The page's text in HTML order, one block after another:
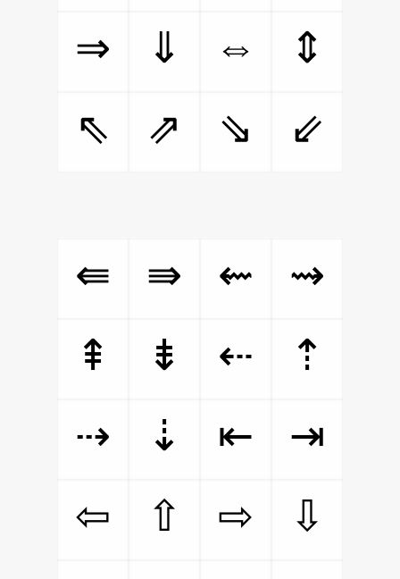
⇒
⇓ ⇔
⇕
⇖
⇗ ⇘ ⇙
⇚ ⇛ ⇜
⇝
⇞
⇟ ⇠
⇡
⇢
⇣ ⇤
⇥
⇦
⇧ ⇨
⇩